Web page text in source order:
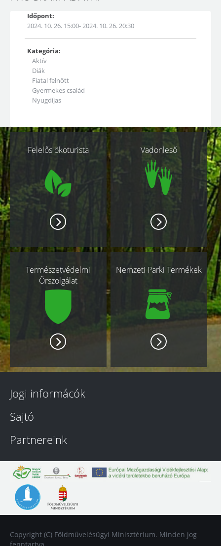
Időpont:
2024. 10. 26. 15:00- 2024. 10. 26. 20:30
Kategória:
Aktív
Diák
Fiatal felnőtt
Gyermekes család
Nyugdíjas
Kapcsolódó
oldalakFelelős ökoturista Vadonleső
Természetvédelmi
Őrszolgálat
Nemzeti Parki Termékek
Jogi informácók
Sajtó
Partnereink
Copyright (C) Földművelésügyi Minisztérium. Minden jog